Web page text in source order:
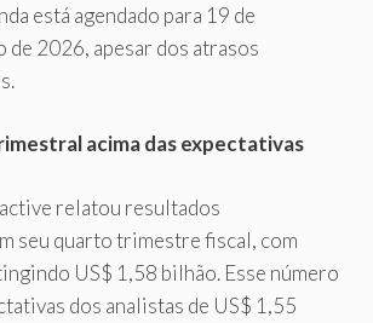
está agendado para 19 de
de 2026, apesar dos atrasos
acima das expectativas
relatou resultados
seu quarto trimestre fiscal, com
US$ 1,58 bilhão. Esse número
dos analistas de US$ 1,55